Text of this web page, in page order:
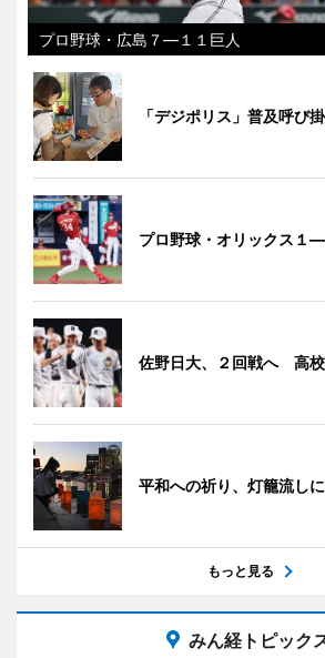
プロ野球・広島７―１１巨人
「デジポリス」普及呼び
プロ野球・オリックス１
佐野日大、２回戦へ 高
平和への祈り、灯籠流しに
もっと見る
みん経トピック